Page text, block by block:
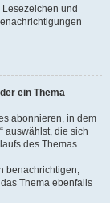
und
ein Thema
abonnieren, in dem
auswählst, die sich
des Themas
benachrichtigen,
Thema ebenfalls